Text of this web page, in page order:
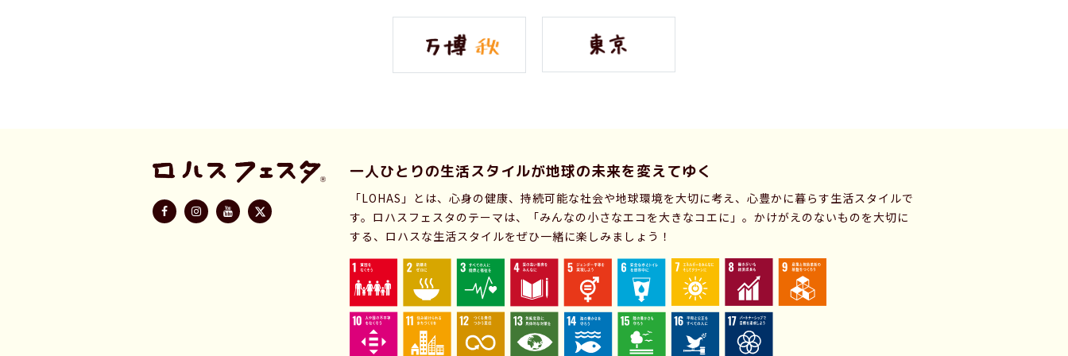
一人ひとりの生活スタイルが地球の未来を変えてゆく
「LOHAS」とは、心身の健康、持続可能な社会や地球環境を大切に考え、心豊かに暮らす生活スタイルで
す。ロハスフェスタのテーマは、「みんなの小さなエコを大きなコエに」。かけがえのないものを大切に
する、ロハスな生活スタイルをぜひ一緒に楽しみましょう！